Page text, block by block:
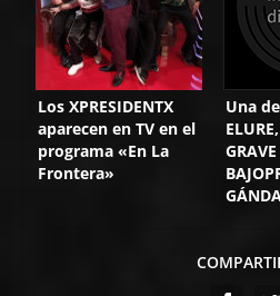
Los XPRESIDENTX
aparecen en TV en el
programa «En La
Frontera»
Una